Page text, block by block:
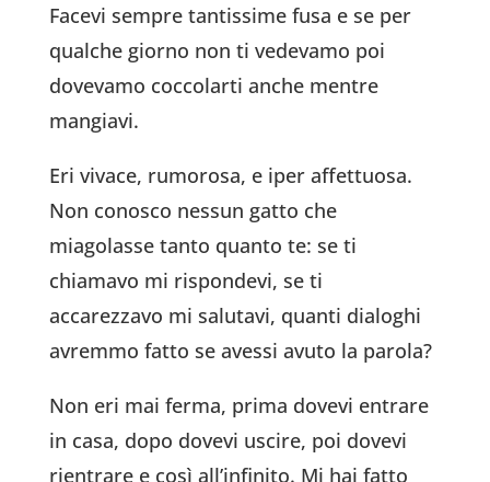
Facevi sempre tantissime fusa e se per
qualche giorno non ti vedevamo poi
dovevamo coccolarti anche mentre
mangiavi.
Eri vivace, rumorosa, e iper affettuosa.
Non conosco nessun gatto che
miagolasse tanto quanto te: se ti
chiamavo mi rispondevi, se ti
accarezzavo mi salutavi, quanti dialoghi
avremmo fatto se avessi avuto la parola?
Non eri mai ferma, prima dovevi entrare
in casa, dopo dovevi uscire, poi dovevi
rientrare e così all’infinito. Mi hai fatto